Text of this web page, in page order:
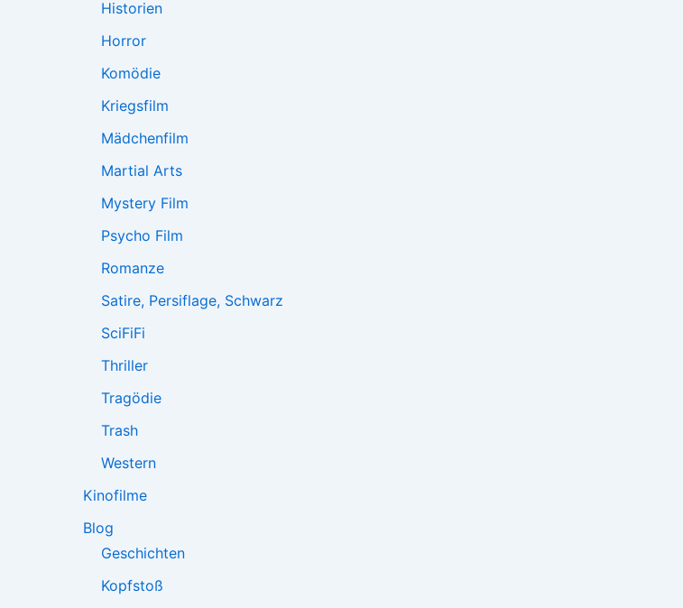
Historien
Horror
Komödie
Kriegsfilm
Mädchenfilm
Martial Arts
Mystery Film
Psycho Film
Romanze
Satire, Persiflage, Schwarz
SciFiFi
Thriller
Tragödie
Trash
Western
Kinofilme
Blog
Geschichten
Kopfstoß